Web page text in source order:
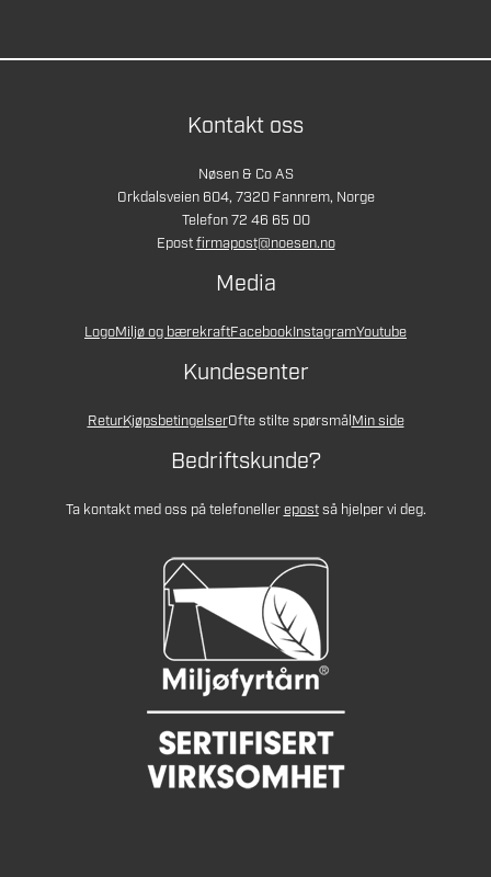
Kontakt oss
Nøsen & Co AS
Orkdalsveien 604, 7320 Fannrem, Norge
Telefon 72 46 65 00
Epostfirmapost@noesen.no
Media
LogoMiljø og bærekraftFacebookInstagramYoutube
Kundesenter
ReturKjøpsbetingelserOfte stilte spørsmålMin side
Bedriftskunde?
Ta kontakt med oss på telefonellerepostså hjelper vi deg.